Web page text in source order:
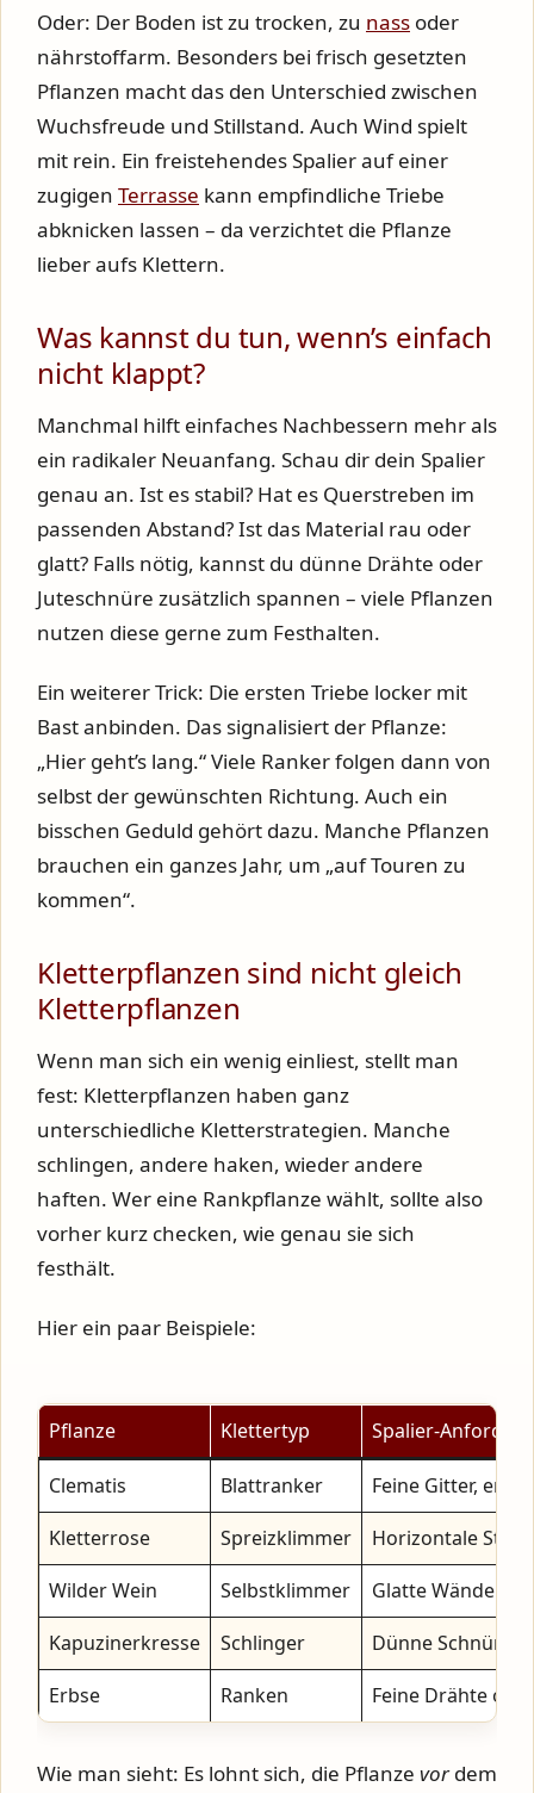
Oder: Der Boden ist zu trocken, zu nass oder
nährstoffarm. Besonders bei frisch gesetzten
Pflanzen macht das den Unterschied zwischen
Wuchsfreude und Stillstand. Auch Wind spielt
mit rein. Ein freistehendes Spalier auf einer
zugigen Terrasse kann empfindliche Triebe
abknicken lassen – da verzichtet die Pflanze
lieber aufs Klettern.
Was kannst du tun, wenn’s einfach
nicht klappt?
Manchmal hilft einfaches Nachbessern mehr als
ein radikaler Neuanfang. Schau dir dein Spalier
genau an. Ist es stabil? Hat es Querstreben im
passenden Abstand? Ist das Material rau oder
glatt? Falls nötig, kannst du dünne Drähte oder
Juteschnüre zusätzlich spannen – viele Pflanzen
nutzen diese gerne zum Festhalten.
Ein weiterer Trick: Die ersten Triebe locker mit
Bast anbinden. Das signalisiert der Pflanze:
„Hier geht’s lang.“ Viele Ranker folgen dann von
selbst der gewünschten Richtung. Auch ein
bisschen Geduld gehört dazu. Manche Pflanzen
brauchen ein ganzes Jahr, um „auf Touren zu
kommen“.
Kletterpflanzen sind nicht gleich
Kletterpflanzen
Wenn man sich ein wenig einliest, stellt man
fest: Kletterpflanzen haben ganz
unterschiedliche Kletterstrategien. Manche
schlingen, andere haken, wieder andere
haften. Wer eine Rankpflanze wählt, sollte also
vorher kurz checken, wie genau sie sich
festhält.
Hier ein paar Beispiele:
Pflanze Klettertyp Spalier-
Clematis Blattranker
Feine Gitter,
Kletterrose
Spreizklimmer
Horizontale
Wilder Wein
Selbstklimmer
Glatte Wände
Kapuzinerkresse
Schlinger
Dünne Schnüre
Erbse
Ranken Feine Drähte
Wie man sieht: Es lohnt sich, die Pflanze vordem